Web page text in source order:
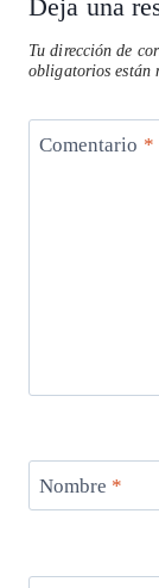
Deja una
Tu dirección de
obligatorios están
Comentario *
Nombre *